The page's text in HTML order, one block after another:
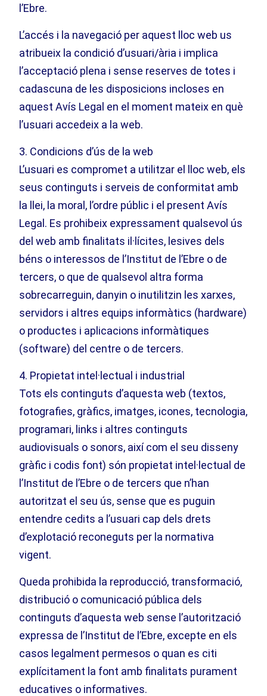
l’Ebre.
L’accés i la navegació per aquest lloc web us
atribueix la condició d’usuari/ària i implica
l’acceptació plena i sense reserves de totes i
cadascuna de les disposicions incloses en
aquest Avís Legal en el moment mateix en què
l’usuari accedeix a la web.
3. Condicions d’ús de la web
L’usuari es compromet a utilitzar el lloc web, els
seus continguts i serveis de conformitat amb
la llei, la moral, l’ordre públic i el present Avís
Legal. Es prohibeix expressament qualsevol ús
del web amb finalitats il·lícites, lesives dels
béns o interessos de l’Institut de l’Ebre o de
tercers, o que de qualsevol altra forma
sobrecarreguin, danyin o inutilitzin les xarxes,
servidors i altres equips informàtics (hardware)
o productes i aplicacions informàtiques
(software) del centre o de tercers.
4. Propietat intel·lectual i industrial
Tots els continguts d’aquesta web (textos,
fotografies, gràfics, imatges, icones, tecnologia,
programari, links i altres continguts
audiovisuals o sonors, així com el seu disseny
gràfic i codis font) són propietat intel·lectual de
l’Institut de l’Ebre o de tercers que n’han
autoritzat el seu ús, sense que es puguin
entendre cedits a l’usuari cap dels drets
d’explotació reconeguts per la normativa
vigent.
Queda prohibida la reproducció, transformació,
distribució o comunicació pública dels
continguts d’aquesta web sense l’autorització
expressa de l’Institut de l’Ebre, excepte en els
casos legalment permesos o quan es citi
explícitament la font amb finalitats purament
educatives o informatives.